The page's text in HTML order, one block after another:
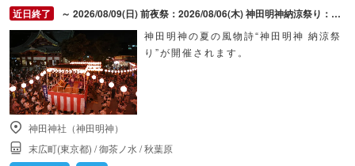
～ 2026/08/09(日) 前夜祭：2026/08/06(木) 神田明神納涼祭り：2026/08/07(金) ～ 2026/08/09(日)
神田明神の夏の風物詩“神田明神 納涼祭
り”が開催されます。
神田神社（神田明神）
末広町(東京都) /御茶ノ水 /秋葉原